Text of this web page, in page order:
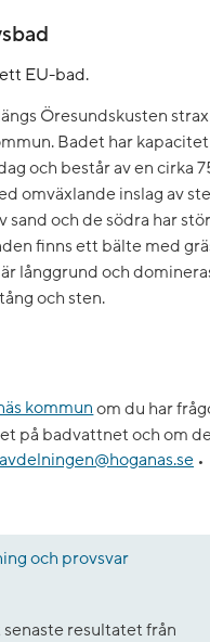
EU-bad.
Öresundskusten
Badet har
och består av en cirka
omväxlande inslag av
sand och de södra har
finns ett bälte med
långgrund och
och sten.
kommunom du har
på badvattnet och om
•
och provsvar
resultatet från